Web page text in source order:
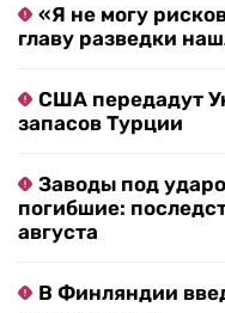
«Я не могу
главу разведки
США передадут
запасов Турции
Заводы под
погибшие:
августа
В Финляндии